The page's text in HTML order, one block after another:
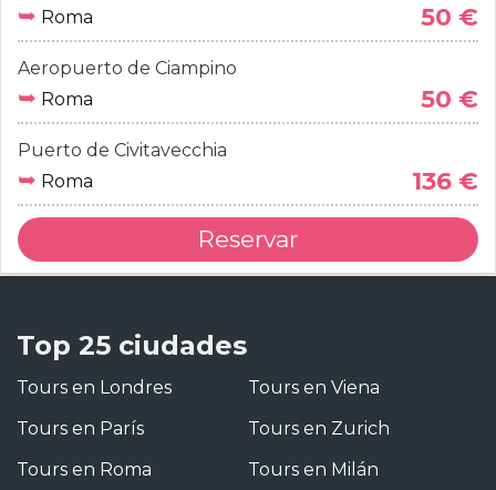
➥ Roma 50 €
Aeropuerto de Ciampino
➥ Roma 50 €
Puerto de Civitavecchia
➥ Roma 136 €
Reservar
Top 25 ciudades
Tours en Londres
Tours en París
Tours en Roma
Tours en Viena
Tours en Zurich
Tours en Milán